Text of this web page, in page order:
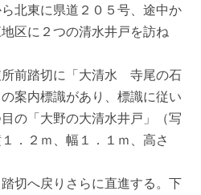
北東に県道２０５号、途中か
区に２つの清水井戸を訪ね
所前踏切に「大清水 寺尾の石
案内標識があり、標識に従い
の「大野の大清水井戸」（写
．２ｍ、幅１．１ｍ、高さ
切へ戻りさらに直進する。下